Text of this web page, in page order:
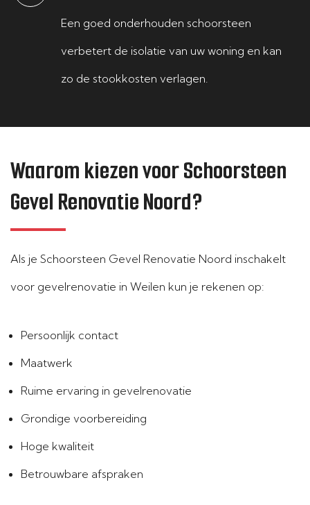
Een goed onderhouden schoorsteen
verbetert de isolatie van uw woning en kan
zo de stookkosten verlagen.
Waarom kiezen voor Schoorsteen
Gevel Renovatie Noord?
Als je Schoorsteen Gevel Renovatie Noord inschakelt
voor gevelrenovatie in Weilen kun je rekenen op:
Persoonlijk contact
Maatwerk
Ruime ervaring in gevelrenovatie
Grondige voorbereiding
Hoge kwaliteit
Betrouwbare afspraken